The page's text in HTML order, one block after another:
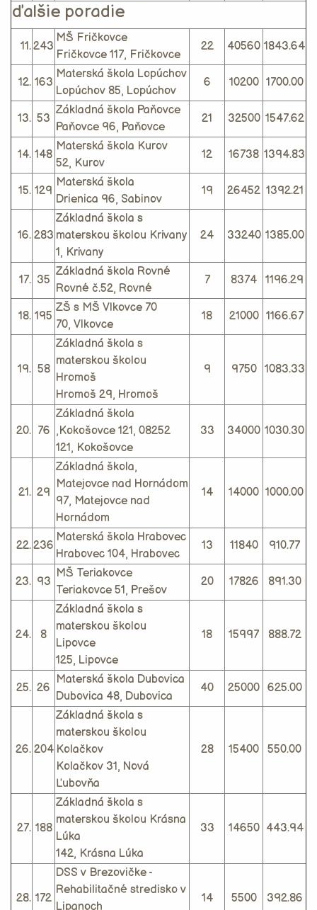
ďalšie poradie
11.243
MŠ Fričkovce
Fričkovce 117, Fričkovce
22 40560 1843.64
12. 163
Materská škola Lopúchov
Lopúchov 85, Lopúchov
6 10200 1700.00
13. 53
Základná škola Paňovce
Paňovce 96, Paňovce
21 32500 1547.62
14. 148
Materská škola Kurov
52, Kurov
12 16738 1394.83
15. 129
Materská škola
Drienica 96, Sabinov
19 26452 1392.21
16. 283
Základná škola s
materskou školou Krivany
1, Krivany
24 33240 1385.00
17. 35
Základná škola Rovné
Rovné č.52, Rovné
7 8374 1196.29
18. 195
ZŠ s MŠ Vlkovce 70
70, Vlkovce
18 21000 1166.67
19. 58
Základná škola s
materskou školou
Hromoš
Hromoš 29, Hromoš
9 9750 1083.33
20. 76
Základná škola
,Kokošovce 121, 08252
121, Kokošovce
33 34000 1030.30
21. 29
Základná škola,
Matejovce nad Hornádom
97, Matejovce nad
Hornádom
14 14000 1000.00
22.236
Materská škola Hrabovec
Hrabovec 104, Hrabovec
13 11840 910.77
23. 93
MŠ Teriakovce
Teriakovce 51, Prešov
20 17826 891.30
24. 8
Základná škola s
materskou školou
Lipovce
125, Lipovce
18 15997 888.72
25. 26
Materská škola Dubovica
Dubovica 48, Dubovica
40 25000 625.00
26. 204
Základná škola s
materskou školou
Kolačkov
Kolačkov 31, Nová
Ľubovňa
28 15400 550.00
27. 188
Základná škola s
materskou školou Krásna
Lúka
142, Krásna Lúka
33 14650 443.94
28. 172
DSS v Brezovičke -
Rehabilitačné stredisko v
Lipanoch
14 5500 392.86